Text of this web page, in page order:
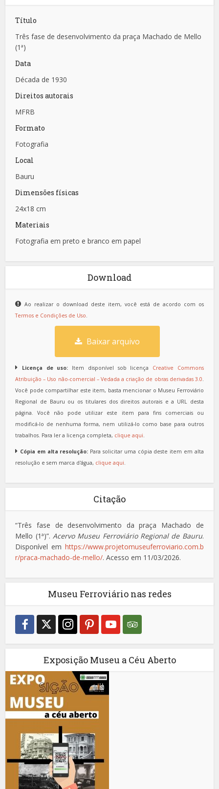
Título
Três fase de desenvolvimento da praça Machado de Mello
(1ª)
Data
Década de 1930
Direitos autorais
MFRB
Formato
Fotografia
Local
Bauru
Dimensões físicas
24x18 cm
Materiais
Fotografia em preto e branco em papel
Download
Ao realizar o download deste item, você está de acordo com os
Termos e Condições de Uso
Baixar arquivo
Licença de uso: Item disponível sob licença Creative Commons
Atribuição – Uso não-comercial – Vedada a criação de obras derivadas 3.0
Você pode compartilhar este item, basta mencionar o Museu Ferroviário
Regional de Bauru ou os titulares dos direitos autorais e a URL desta
página. Você não pode utilizar este item para fins comerciais ou
modificá-lo de nenhuma forma, nem utilizá-lo como base para outros
trabalhos. Para ler a licença completa, clique aqui
Cópia em alta resolução: Para solicitar uma cópia deste item em alta
resolução e sem marca d'água, clique aqui
Citação
“Três fase de desenvolvimento da praça Machado de
Mello (1ª)”. Acervo Museu Ferroviário Regional de Bauru.
Disponível em https://www.projetomuseuferroviario.com.b
r/praca-machado-de-mello/. Acesso em 11/03/2026.
Museu Ferroviário nas redes
Exposição Museu a Céu Aberto